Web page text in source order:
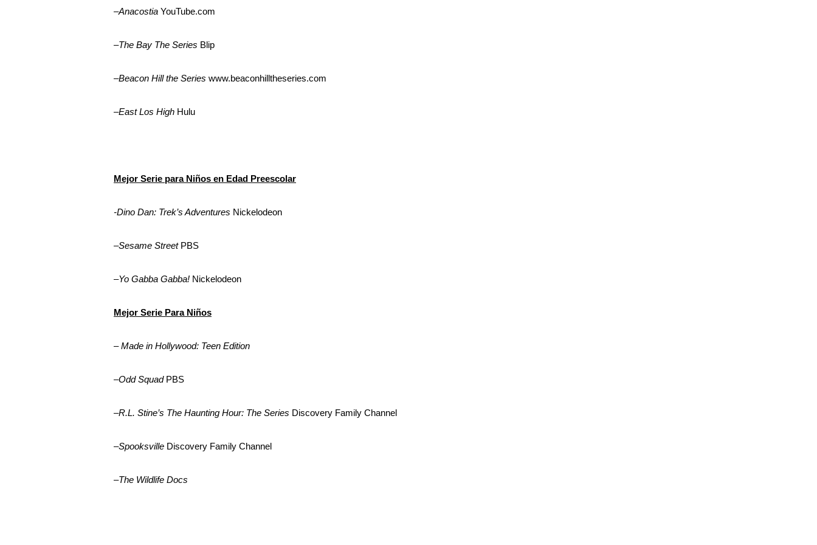
–Anacostia YouTube.com
–The Bay The Series Blip
–Beacon Hill the Series www.beaconhilltheseries.com
–East Los High Hulu
Mejor Serie para Niños en Edad Preescolar
-Dino Dan: Trek’s Adventures Nickelodeon
–Sesame Street PBS
–Yo Gabba Gabba! Nickelodeon
Mejor Serie Para Niños
–Made in Hollywood: Teen Edition
–Odd Squad PBS
–R.L. Stine’s The Haunting Hour: The Series Discovery Family Channel
–Spooksville Discovery Family Channel
–The Wildlife Docs